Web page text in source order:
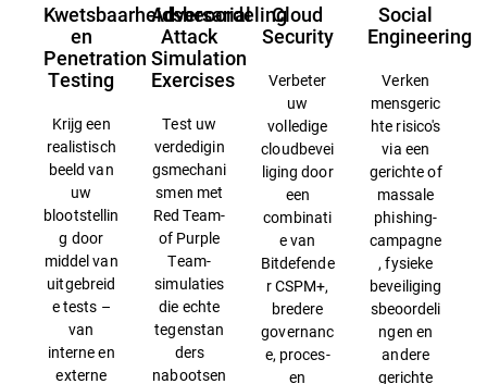
Kwetsbaarheidsbeoordeling
en
Penetration
Testing
Krijg een
realistisch
beeld van
uw
blootstellin
g door
middel van
uitgebreid
e tests –
van
interne en
externe
Adversarial
Attack
Simulation
Exercises
Test uw
verdedigin
gsmechani
smen met
Red Team-
of Purple
Team-
simulaties
die echte
tegenstan
ders
nabootsen
Cloud
Security
Verbeter
uw
volledige
cloudbevei
liging door
een
combinati
e van
Bitdefende
r CSPM+,
bredere
governanc
e, proces-
en
Social
Engineering
Verken
mensgeric
hte risico's
via een
gerichte of
massale
phishing-
campagne
, fysieke
beveiliging
sbeoordeli
ngen en
andere
gerichte